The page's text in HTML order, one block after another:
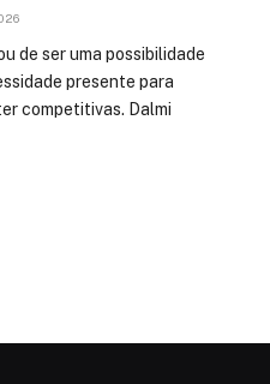
de ser uma possibilidade
presente para
competitivas. Dalmi